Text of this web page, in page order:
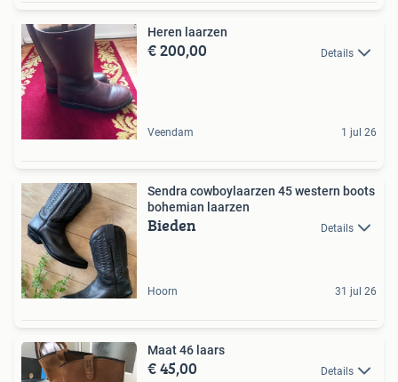
Heren laarzen
€ 200,00 Details
Veendam 1 jul 26
Sendra cowboylaarzen 45 western boots
bohemian laarzen
Bieden Details
Hoorn 31 jul 26
Maat 46 laars
€ 45,00 Details